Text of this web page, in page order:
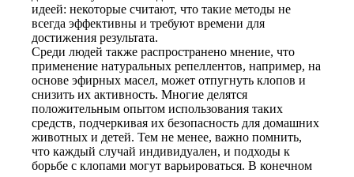
идеей: некоторые считают, что такие методы не
всегда эффективны и требуют времени для
достижения результата.
Среди людей также распространено мнение, что
применение натуральных репеллентов, например, на
основе эфирных масел, может отпугнуть клопов и
снизить их активность. Многие делятся
положительным опытом использования таких
средств, подчеркивая их безопасность для домашних
животных и детей. Тем не менее, важно помнить,
что каждый случай индивидуален, и подходы к
борьбе с клопами могут варьироваться. В конечном